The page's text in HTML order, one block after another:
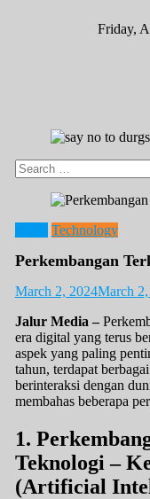
Friday,
Search
for:
Technology
Perkembangan
March 2, 2024March
Jalur Media –
era digital yang terus
aspek yang paling
tahun, terdapat
berinteraksi dengan
membahas beberapa
1.
Teknologi –
(Artificial